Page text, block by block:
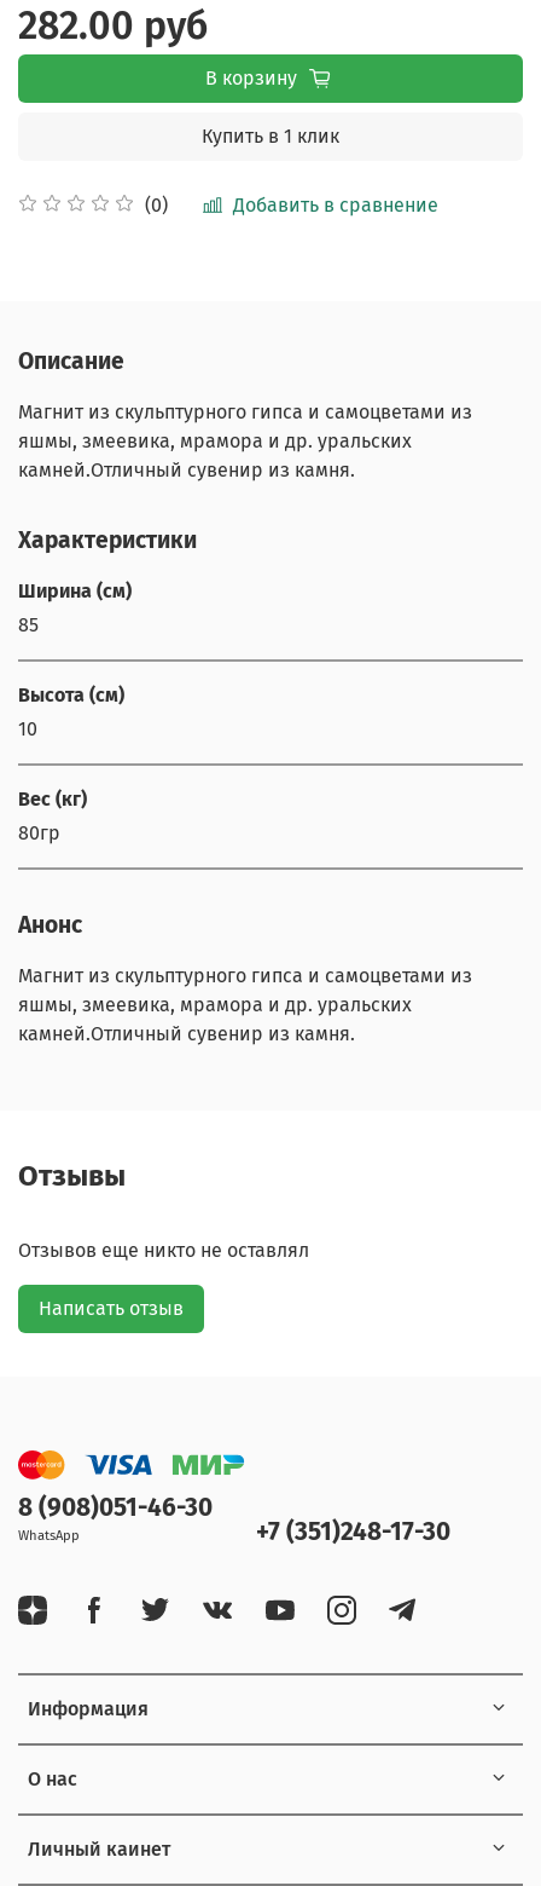
(0) Добавить в сравнение
282.00 руб
В корзину
Купить в 1 клик
Описание
Магнит из скульптурного гипса и самоцветами из
яшмы, змеевика, мрамора и др. уральских
камней.Отличный сувенир из камня.
Характеристики
Ширина (см)
85
Высота (см)
10
Вес (кг)
80гр
Анонс
Магнит из скульптурного гипса и самоцветами из
яшмы, змеевика, мрамора и др. уральских
камней.Отличный сувенир из камня.
Отзывы
Отзывов еще никто не оставлял
Написать отзыв
Информация
О нас
Личный каинет
8 (908)051-46-30
WhatsApp +7 (351)248-17-30